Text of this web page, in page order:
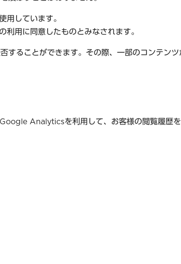
しています。
用に同意したものとみなされます。
することができます。その際、一部のコンテン
Analyticsを利用して、お客様の閲覧履歴を